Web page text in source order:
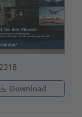
Download